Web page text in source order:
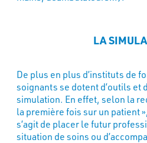
LA
De plus en plus d’instituts de
soignants se dotent d’outils et
simulation. En effet, selon la
la première fois sur un patient
s’agit de placer le futur
situation de soins ou